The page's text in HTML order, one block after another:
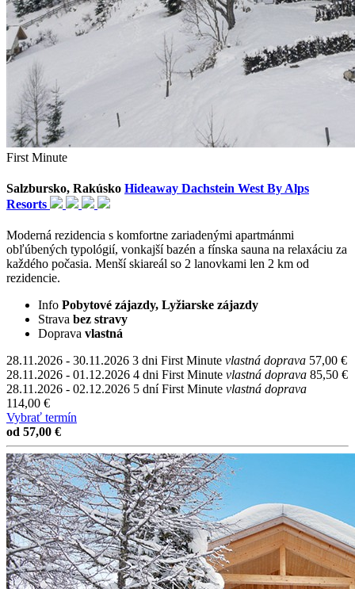
First Minute
Salzbursko, Rakúsko Hideaway Dachstein West By Alps
Resorts
Moderná rezidencia s komfortne zariadenými apartmánmi
obľúbených typológií, vonkajší bazén a fínska sauna na relaxáciu za
každého počasia. Menší skiareál so 2 lanovkami len 2 km od
rezidencie.
Info Pobytové zájazdy, Lyžiarske zájazdy
Strava bez stravy
Doprava vlastná
28.11.2026 - 30.11.2026 3 dni First Minute vlastná doprava 57,00 €
28.11.2026 - 01.12.2026 4 dni First Minute vlastná doprava 85,50 €
28.11.2026 - 02.12.2026 5 dní First Minute vlastná doprava
114,00 €
Vybrať termín
od 57,00 €